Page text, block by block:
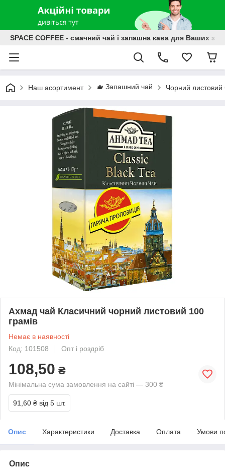
SPACE COFFEE - смачний чай і запашна кава для Ваших
Наш асортимент 🫖 Запашний чай Чорний листовий
Ахмад чай Класичний чорний листовий 100
грамів
Немає в наявності
Код: 101508
Опт і роздріб
108,50 ₴
Мінімальна сума замовлення на сайті — 300 ₴
91,60 ₴ від 5 шт.
Опис Характеристики Доставка Оплата Умови
Опис